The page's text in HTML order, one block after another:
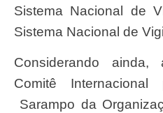
Sistema Nacional de
Sistema Nacional de
Considerando ainda, a recomendação do
Comitê
Sarampo da